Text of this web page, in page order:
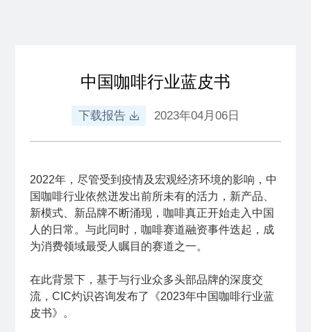
中国咖啡行业蓝皮书
下载报告 2023年04月06日
2022年，尽管受到疫情及宏观经济环境的影响，中
国咖啡行业依然迸发出前所未有的活力，新产品、
新模式、新品牌不断涌现，咖啡真正开始走入中国
人的日常。与此同时，咖啡赛道融资事件迭起，成
为消费领域最受人瞩目的赛道之一。
在此背景下，基于与行业众多头部品牌的深度交
流，CIC灼识咨询发布了《2023年中国咖啡行业蓝
皮书》。